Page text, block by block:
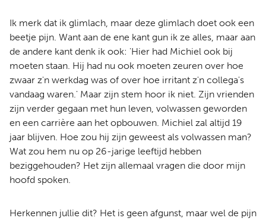
Ik merk dat ik glimlach, maar deze glimlach doet ook een
beetje pijn. Want aan de ene kant gun ik ze alles, maar aan
de andere kant denk ik ook: 'Hier had Michiel ook bij
moeten staan. Hij had nu ook moeten zeuren over hoe
zwaar z'n werkdag was of over hoe irritant z'n collega's
vandaag waren.' Maar zijn stem hoor ik niet. Zijn vrienden
zijn verder gegaan met hun leven, volwassen geworden
en een carrière aan het opbouwen. Michiel zal altijd 19
jaar blijven. Hoe zou hij zijn geweest als volwassen man?
Wat zou hem nu op 26-jarige leeftijd hebben
beziggehouden? Het zijn allemaal vragen die door mijn
hoofd spoken.
Herkennen jullie dit? Het is geen afgunst, maar wel de pijn